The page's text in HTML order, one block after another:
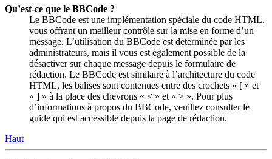
Qu’est-ce que le BBCode ?
Le BBCode est une implémentation spéciale du code HTML,
vous offrant un meilleur contrôle sur la mise en forme d’un
message. L’utilisation du BBCode est déterminée par les
administrateurs, mais il vous est également possible de la
désactiver sur chaque message depuis le formulaire de
rédaction. Le BBCode est similaire à l’architecture du code
HTML, les balises sont contenues entre des crochets « [ » et
« ] » à la place des chevrons « < » et « > ». Pour plus
d’informations à propos du BBCode, veuillez consulter le
guide qui est accessible depuis la page de rédaction.
Haut